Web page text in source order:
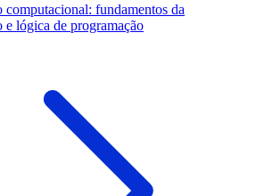
computacional: fundamentos da
e lógica de programação